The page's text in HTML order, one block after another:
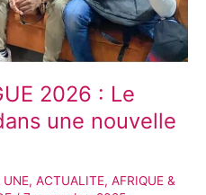
2026 : Le
une nouvelle
, ACTUALITE, AFRIQUE &